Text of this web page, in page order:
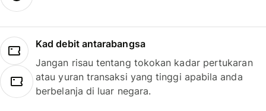
Kad debit antarabangsa
Jangan risau tentang tokokan kadar pertukaran
atau yuran transaksi yang tinggi apabila anda
berbelanja di luar negara.